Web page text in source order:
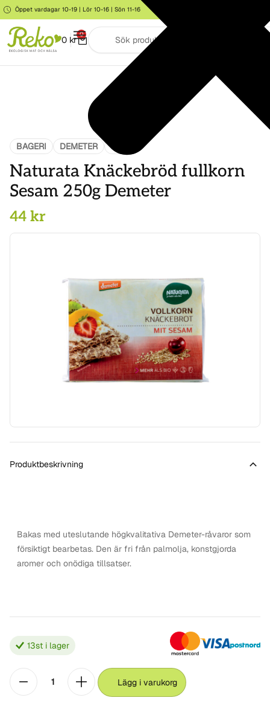
Öppet vardagar 10-19 | Lör 10-16 | Sön 11-16
0 kr
0
BAGERI DEMETER MAT
Naturata Knäckebröd fullkorn
Sesam 250g Demeter
44 kr
Produktbeskrivning
Bakas med uteslutande högkvalitativa Demeter-råvaror som
försiktigt bearbetas. Den är fri från palmolja, konstgjorda
aromer och onödiga tillsatser.
13st i lager
Lägg i varukorg